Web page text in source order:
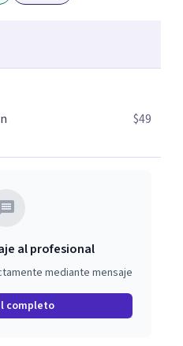
$49
al profesional
mediante mensaje
completo